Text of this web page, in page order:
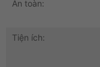
An toàn:
Tiện ích: